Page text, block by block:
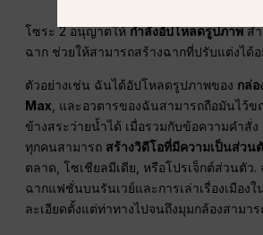
โซระ 2 อนุญาตให้กำลังอัปโหลดรูปภาพสำ
ฉาก ช่วยให้สามารถสร้างฉากที่ปรับแต่งได้อ
ตัวอย่างเช่น ฉันได้อัปโหลดรูปภาพของ กล่อ
Max , และอวตารของฉันสามารถถือมันไว้
ข้างสระว่ายน้ำได้ เมื่อรวมกับข้อความคำ
ทุกคนสามารถ สร้างวิดีโอที่มีความเป็นส่วน
ตลาด, โซเชียลมีเดีย, หรือโปรเจ็กต์ส่วนตัว.
ฉากแฟชั่นบนรันเวย์และการเล่าเรื่องเมือง
ละเอียดตั้งแต่ท่าทางไปจนถึงมุมกล้องสามา